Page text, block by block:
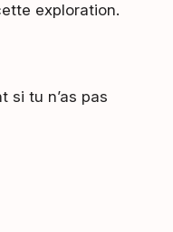
exploration.
si tu n’as pas